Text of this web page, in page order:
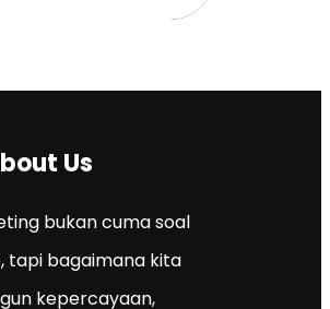
Us
bukan cuma soal
tapi bagaimana kita
kepercayaan,